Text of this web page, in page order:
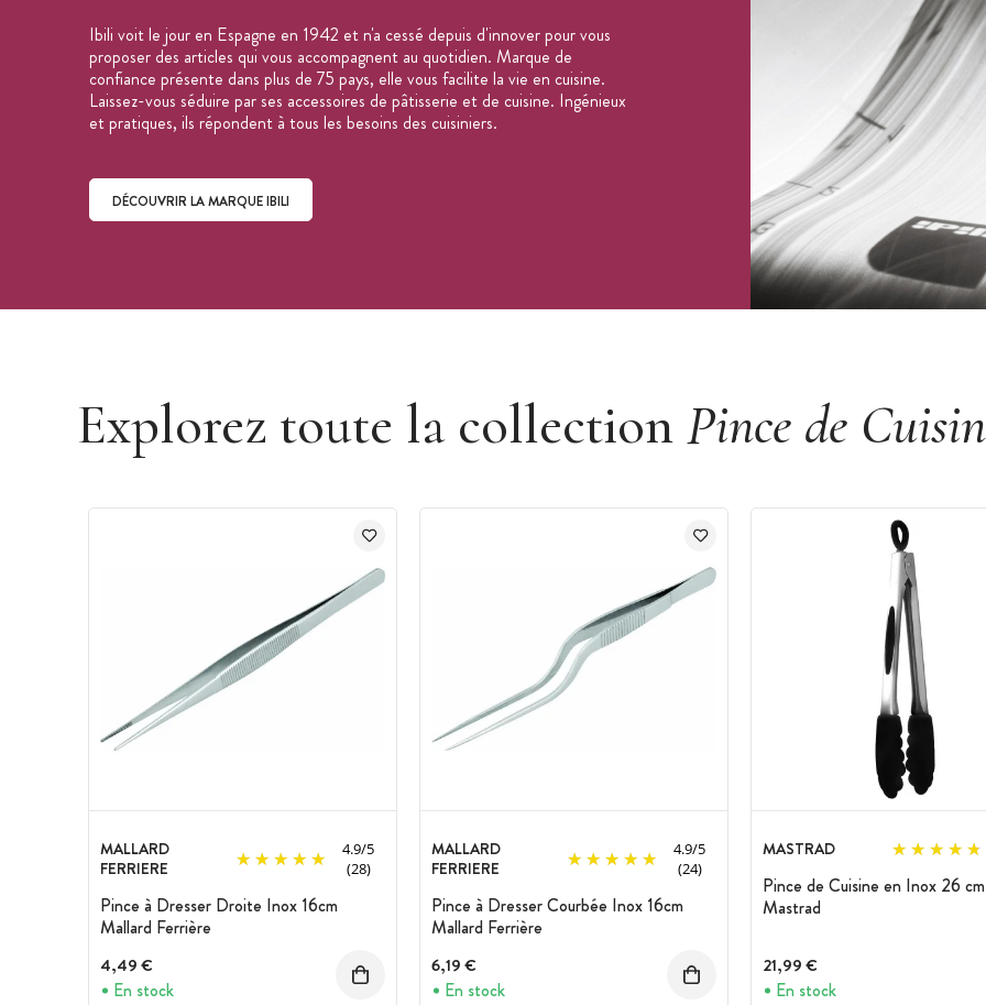
Ibili voit le jour en Espagne en 1942 et n'a cessé depuis d'innover pour vous
proposer des articles qui vous accompagnent au quotidien. Marque de
confiance présente dans plus de 75 pays, elle vous facilite la vie en cuisine.
Laissez-vous séduire par ses accessoires de pâtisserie et de cuisine. Ingénieux
et pratiques, ils répondent à tous les besoins des cuisiniers.
DÉCOUVRIR LA MARQUE IBILI
Explorez toute la collection Pince de
MALLARD
FERRIERE
4.9/5
(28)
Pince à Dresser Droite Inox 16cm
Mallard Ferrière
4,49 €
En stock
MALLARD
FERRIERE
4.9/5
(24)
Pince à Dresser Courbée Inox 16cm
Mallard Ferrière
6,19 €
En stock
MASTRAD
Pince de Cuisine en Inox 26
Mastrad
21,99 €
En stock